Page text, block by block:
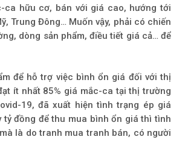
ca hữu cơ, bán với giá cao, hướng tới
Trung Đông… Muốn vậy, phải có chiến
dòng sản phẩm, điều tiết giá cả… để
để hỗ trợ việc bình ổn giá đối với thị
ít nhất 85% giá mắc-ca tại thị trường
19, đã xuất hiện tình trạng ép giá
đồng để thu mua bình ổn giá thì tình
là do tranh mua tranh bán, có người